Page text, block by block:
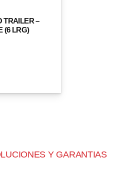
TRAILER –
(6 LRG)
Y GARANTIAS